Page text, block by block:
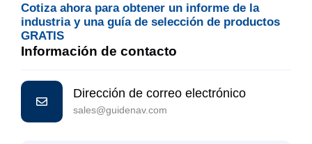
Cotiza ahora para obtener un informe de la
industria y una guía de selección de productos
GRATIS
Información de contacto
Dirección de correo electrónico
sales@guidenav.com